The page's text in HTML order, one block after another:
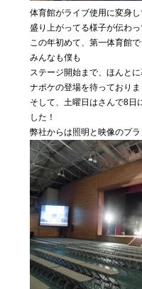
体育館がライブ使用に変身し
盛り上がってる様子が伝わっ
この年初めて、第一体育館
みんなも僕も
ステージ開始まで、ほんと
ナポケの登場を待っておりま
そして、土曜日はさんで8日
した！
弊社からは照明と映像のプ